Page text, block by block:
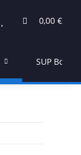
0,00 €
SUP Board